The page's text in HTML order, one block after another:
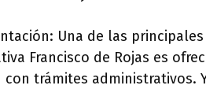
Una de las
Francisco de Rojas es
trámites administrativos.